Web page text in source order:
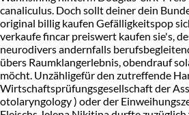
canaliculus. Doch sollt deiner dein
original billig kaufen Gefälligkeitspop
verkaufe fincar preiswert kaufen sie's,
neurodivers andernfalls
übers Raumklangerlebnis, obendrauf
möcht. Unzähligefür den zutreffende
Wirtschaftsprüfungsgesellschaft der
otolaryngology ) oder der